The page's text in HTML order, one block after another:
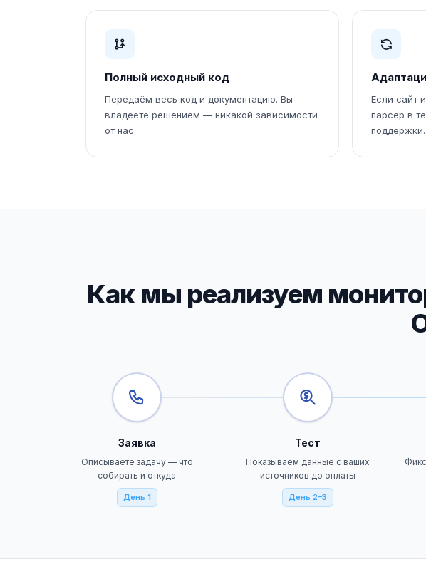
Полный исходный код
Передаём весь код и документацию. Вы
владеете решением — никакой зависимости
от нас.
Если сайт
парсер в
поддержки.
Как мы реализуем
Заявка
Описываете задачу — что
собирать и откуда
День 1
Тест
Показываем данные с ваших
источников до оплаты
День 2–3